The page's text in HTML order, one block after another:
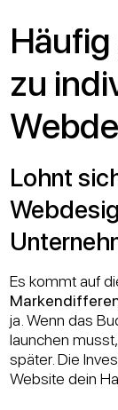
zu
Lohnt
Es kommt auf
ja. Wenn das
launchen
später. Die
Website dein